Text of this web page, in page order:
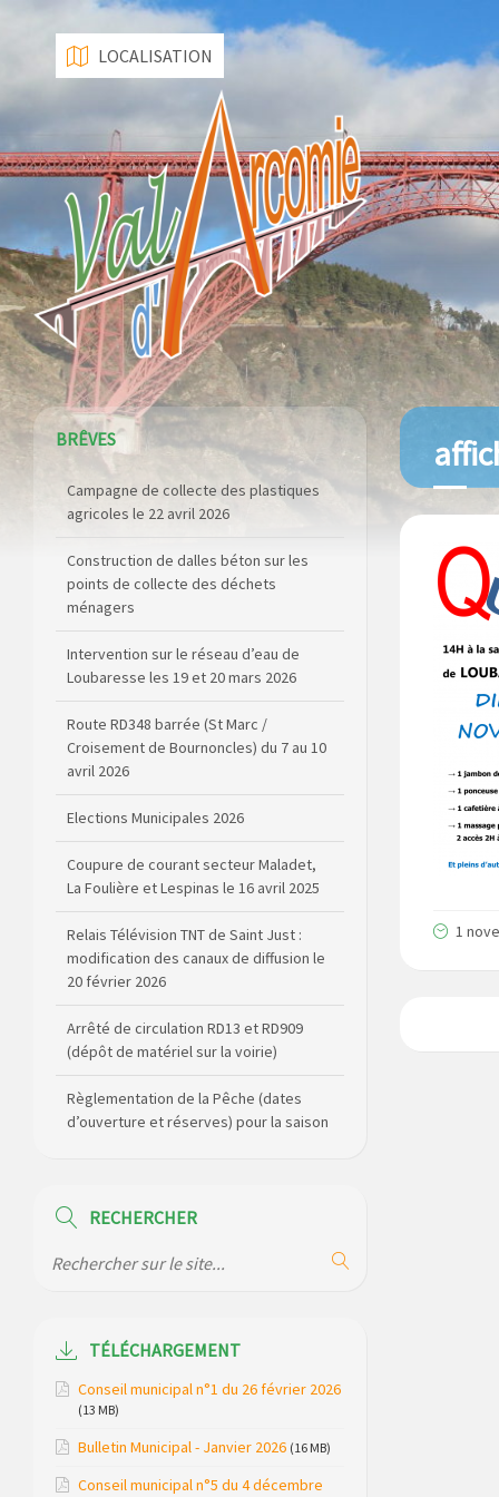
LOCALISATION
1
BRÊVES
Campagne de collecte des plastiques
agricoles le 22 avril 2026
Construction de dalles béton sur les
points de collecte des déchets
ménagers
Intervention sur le réseau d’eau de
Loubaresse les 19 et 20 mars 2026
Route RD348 barrée (St Marc /
Croisement de Bournoncles) du 7 au 10
avril 2026
Elections Municipales 2026
Coupure de courant secteur Maladet,
La Foulière et Lespinas le 16 avril 2025
Relais Télévision TNT de Saint Just :
modification des canaux de diffusion le
20 février 2026
Arrêté de circulation RD13 et RD909
(dépôt de matériel sur la voirie)
Règlementation de la Pêche (dates
d’ouverture et réserves) pour la saison
Communauté Janvier à Juin
Modification des horaires (et lieux) pour
les permanences de la gendarmerie
Maison des services de Ruynes en
RECHERCHER
TÉLÉCHARGEMENT
Conseil municipal n°1 du 26 février 2026
(13 MB)
Bulletin Municipal - Janvier 2026 (16 MB)
Conseil municipal n°5 du 4 décembre